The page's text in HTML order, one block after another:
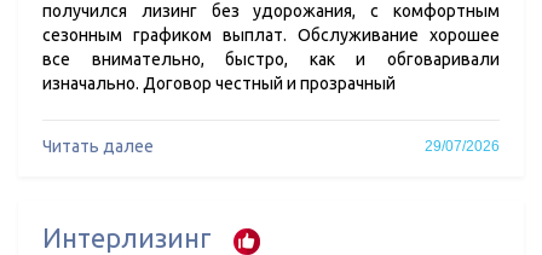
получился лизинг без удорожания, с комфортным
сезонным графиком выплат. Обслуживание хорошее
все внимательно, быстро, как и обговаривали
изначально. Договор честный и прозрачный
Читать далее 29/07/2026
Интерлизинг